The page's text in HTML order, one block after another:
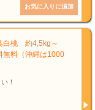
桃 約4,5kg～
無料（沖縄は1000
！